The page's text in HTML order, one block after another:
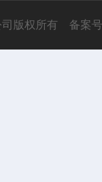
司版权所有 备案